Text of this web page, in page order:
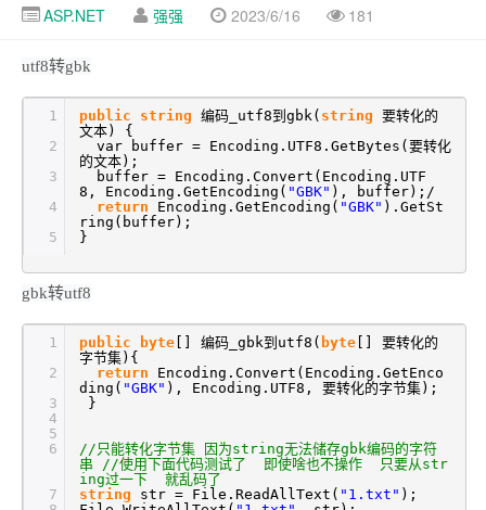
ASP.NET 强强 2023/6/16 181
utf8转gbk
1
2
3
4
5
public string 编码_utf8到gbk( string 要转化的
文本) {
var buffer = Encoding.UTF8.GetBytes(要转化
的文本);
buffer = Encoding.Convert(Encoding.UTF
8, Encoding.GetEncoding( "GBK" ), buffer);/
return
Encoding.GetEncoding( "GBK" ).GetSt
ring(buffer);
}
gbk转utf8
1
2
3
4
5
6
7
public byte [] 编码_gbk到utf8( byte [] 要转化的
字节集){
return
Encoding.Convert(Encoding.GetEnco
ding( "GBK" ), Encoding.UTF8, 要转化的字节集);
}
//只能转化字节集 因为string无法储存gbk编码的字符
串 //使用下面代码测试了 即使啥也不操作 只要从str
ing过一下 就乱码了
string
str = File.ReadAllText( "1.txt" );